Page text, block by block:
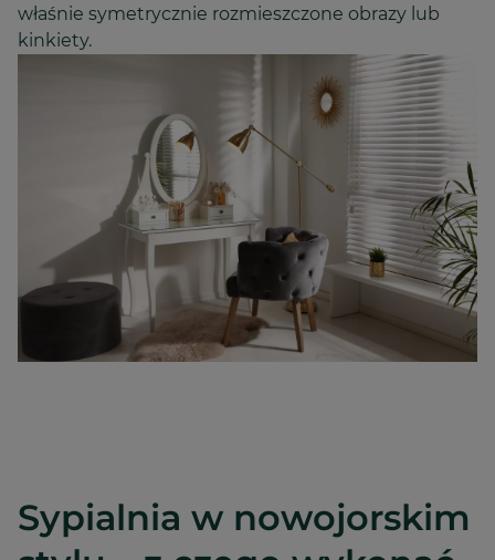
właśnie symetrycznie rozmieszczone obrazy lub
kinkiety.
Sypialnia w nowojorskim